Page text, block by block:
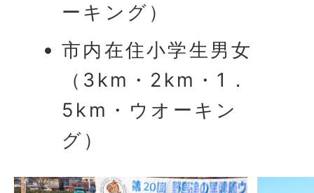
ーキング）
市内在住小学生男女
（3km・2km・1．
5km・ウオーキン
グ）